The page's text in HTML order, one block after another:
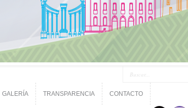
GALERÍA TRANSPARENCIA CONTACTO